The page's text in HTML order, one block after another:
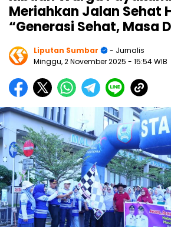
Meriahkan Jalan Sehat
“Generasi Sehat, Masa
Liputan Sumbar
- Jurnalis
Minggu, 2 November 2025 - 15:54 WIB